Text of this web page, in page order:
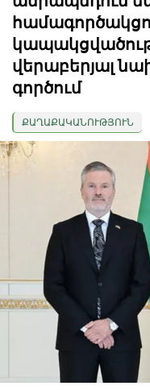
վերաբերյալ
գործում
ՔԱՂԱՔԱԿԱՆՈՒԹՅՈՒՆ